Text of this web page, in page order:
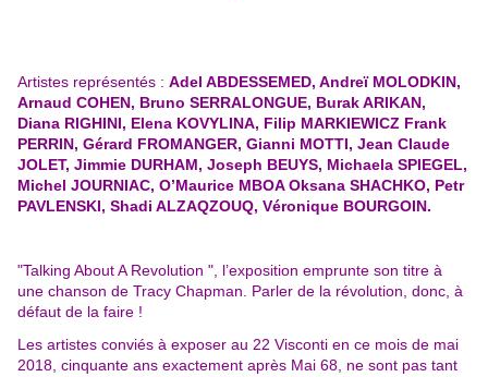
Artistes représentés : Adel ABDESSEMED, Andreï MOLODKIN,
Arnaud COHEN, Bruno SERRALONGUE, Burak ARIKAN,
Diana RIGHINI, Elena KOVYLINA, Filip MARKIEWICZ Frank
PERRIN, Gérard FROMANGER, Gianni MOTTI, Jean Claude
JOLET, Jimmie DURHAM, Joseph BEUYS, Michaela SPIEGEL,
Michel JOURNIAC, O’Maurice MBOA Oksana SHACHKO, Petr
PAVLENSKI, Shadi ALZAQZOUQ, Véronique BOURGOIN.
"Talking About A Revolution ", l’exposition emprunte son titre à
une chanson de Tracy Chapman. Parler de la révolution, donc, à
défaut de la faire !
Les artistes conviés à exposer au 22 Visconti en ce mois de mai
2018, cinquante ans exactement après Mai 68, ne sont pas tant